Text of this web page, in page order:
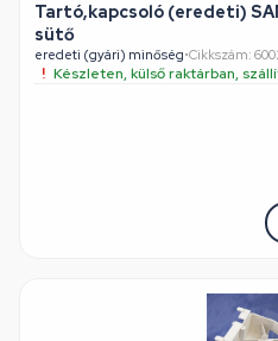
Tartó,kapcsoló (eredeti)
sütő
eredeti (gyári) minőség•Cikkszám:
Készleten, külső raktárban,